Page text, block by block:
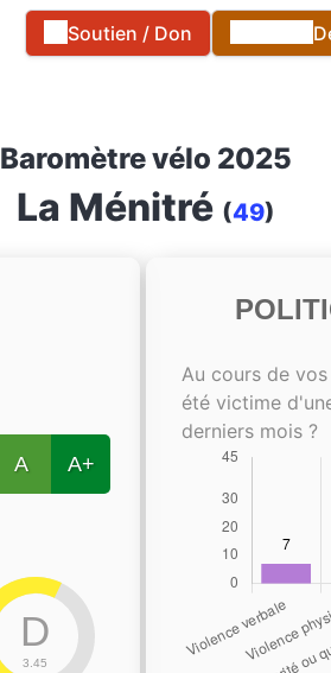
Soutien / Don
Baromètre vélo 2025
La Ménitré (49)
A A+
D
3.45
Au cours de
été victime
derniers mois ?